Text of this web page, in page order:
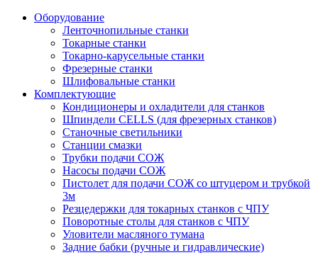
Оборудование
Ленточнопильные станки
Токарные станки
Токарно-карусельные станки
Фрезерные станки
Шлифовальные станки
Комплектующие
Кондиционеры и охладители для станков
Шпиндели CELLS (для фрезерных станков)
Станочные светильники
Станции смазки
Трубки подачи СОЖ
Насосы подачи СОЖ
Пистолет для подачи СОЖ со штуцером и трубкой
3м
Резцедержки для токарных станков с ЧПУ
Поворотные столы для станков с ЧПУ
Уловители масляного тумана
Задние бабки (ручные и гидравлические)